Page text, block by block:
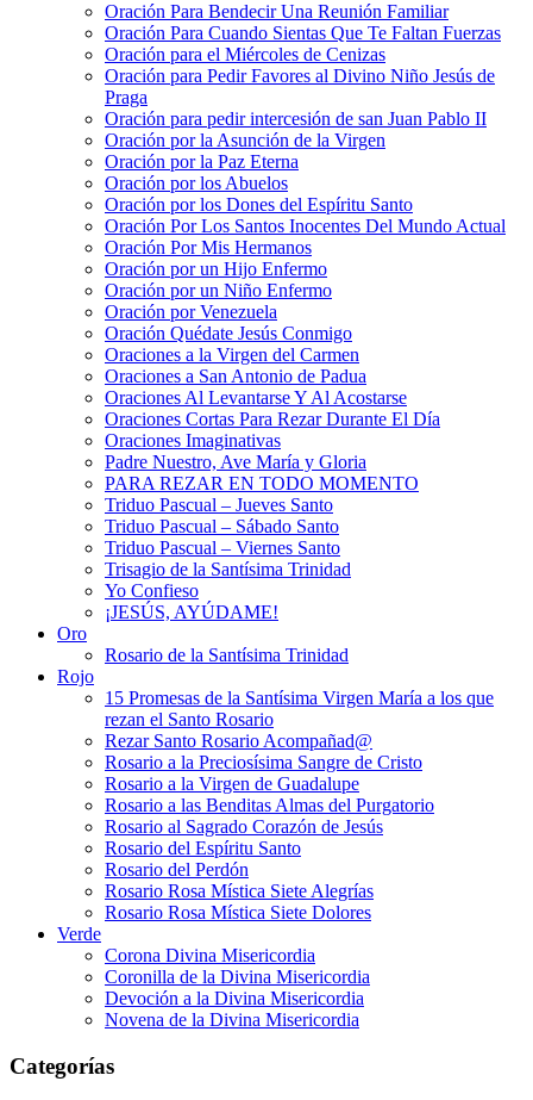
Oración Para Bendecir Una Reunión Familiar
Oración Para Cuando Sientas Que Te Faltan Fuerzas
Oración para el Miércoles de Cenizas
Oración para Pedir Favores al Divino Niño Jesús de
Praga
Oración para pedir intercesión de san Juan Pablo II
Oración por la Asunción de la Virgen
Oración por la Paz Eterna
Oración por los Abuelos
Oración por los Dones del Espíritu Santo
Oración Por Los Santos Inocentes Del Mundo Actual
Oración Por Mis Hermanos
Oración por un Hijo Enfermo
Oración por un Niño Enfermo
Oración por Venezuela
Oración Quédate Jesús Conmigo
Oraciones a la Virgen del Carmen
Oraciones a San Antonio de Padua
Oraciones Al Levantarse Y Al Acostarse
Oraciones Cortas Para Rezar Durante El Día
Oraciones Imaginativas
Padre Nuestro, Ave María y Gloria
PARA REZAR EN TODO MOMENTO
Triduo Pascual – Jueves Santo
Triduo Pascual – Sábado Santo
Triduo Pascual – Viernes Santo
Trisagio de la Santísima Trinidad
Yo Confieso
¡JESÚS, AYÚDAME!
Oro
Rosario de la Santísima Trinidad
Rojo
15 Promesas de la Santísima Virgen María a los que
rezan el Santo Rosario
Rezar Santo Rosario Acompañad@
Rosario a la Preciosísima Sangre de Cristo
Rosario a la Virgen de Guadalupe
Rosario a las Benditas Almas del Purgatorio
Rosario al Sagrado Corazón de Jesús
Rosario del Espíritu Santo
Rosario del Perdón
Rosario Rosa Mística Siete Alegrías
Rosario Rosa Mística Siete Dolores
Verde
Corona Divina Misericordia
Coronilla de la Divina Misericordia
Devoción a la Divina Misericordia
Novena de la Divina Misericordia
Categorías